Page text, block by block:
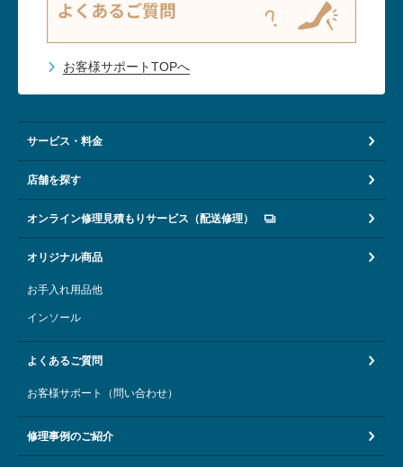
お客様サポートTOPへ
サービス・料金
店舗を探す
オンライン修理見積もりサービス（配送修理）
オリジナル商品
お手入れ用品他
インソール
よくあるご質問
お客様サポート（問い合わせ）
修理事例のご紹介